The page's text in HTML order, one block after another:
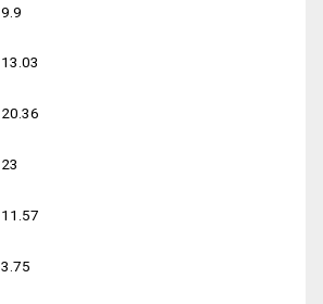
9.9
13.03
20.36
23
11.57
3.75